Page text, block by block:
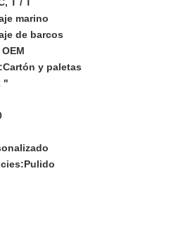
marino
de barcos
Cartón y paletas
"
Pulido